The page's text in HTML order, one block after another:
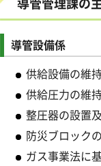
導管設備係
供給設備の維
供給圧力の維
整圧器の設置
防災ブロック
ガス事業法に